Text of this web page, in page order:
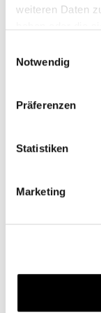
weiteren Daten
Notwendig
Präferenzen
Statistiken
Marketing
119,00